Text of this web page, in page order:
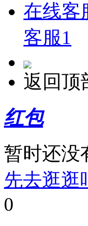
在线客
客服1
返回顶
红包
暂时还没
先去逛逛
0